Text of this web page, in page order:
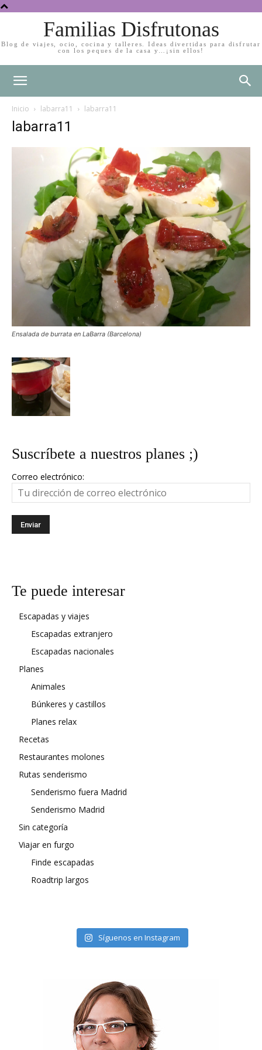
Familias Disfrutonas
Blog de viajes, ocio, cocina y talleres. Ideas divertidas para disfrutar
con los peques de la casa y…¡sin ellos!
Inicio labarra11 labarra11
labarra11
Ensalada de burrata en LaBarra (Barcelona)
Suscríbete a nuestros planes ;)
Correo electrónico:
Te puede interesar
Escapadas y viajes
Escapadas extranjero
Escapadas nacionales
Planes
Animales
Búnkeres y castillos
Planes relax
Recetas
Restaurantes molones
Rutas senderismo
Senderismo fuera Madrid
Senderismo Madrid
Sin categoría
Viajar en furgo
Finde escapadas
Roadtrip largos
Síguenos en Instagram